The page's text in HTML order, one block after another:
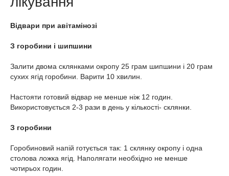
Відвари при авітамінозі
З горобини і шипшини
Залити двома склянками окропу 25 грам шипшини і 20 грам
сухих ягід горобини. Варити 10 хвилин.
Настояти готовий відвар не менше ніж 12 годин.
Використовується 2-3 рази в день у кількості- склянки.
З горобини
Горобиновий напій готується так: 1 склянку окропу і одна
столова ложка ягід. Наполягати необхідно не менше
чотирьох годин.